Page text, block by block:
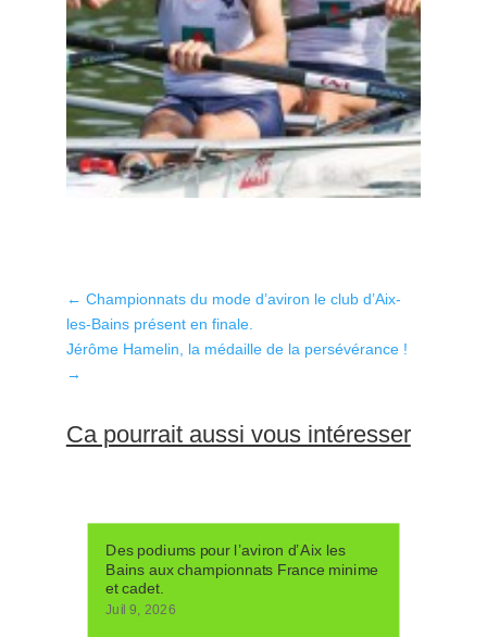
← Championnats du mode d’aviron le club d’Aix-
les-Bains présent en finale.
Jérôme Hamelin, la médaille de la persévérance !
→
Ca pourrait aussi vous intéresser
Des podiums pour l’aviron d’Aix les
Bains aux championnats France minime
et cadet.
Juil 9, 2026